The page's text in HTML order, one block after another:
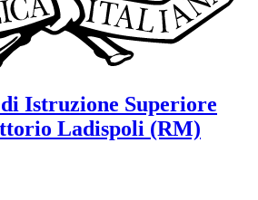
Istruzione Superiore
Ladispoli (RM)